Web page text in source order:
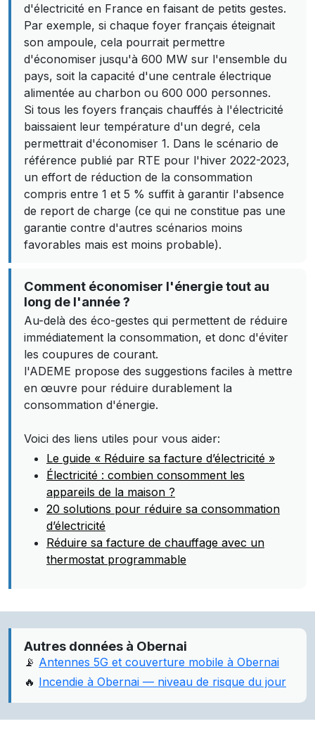
d'électricité en France en faisant de petits gestes.
Par exemple, si chaque foyer français éteignait
son ampoule, cela pourrait permettre
d'économiser jusqu'à 600 MW sur l'ensemble du
pays, soit la capacité d'une centrale électrique
alimentée au charbon ou 600 000 personnes.
Si tous les foyers français chauffés à l'électricité
baissaient leur température d'un degré, cela
permettrait d'économiser 1. Dans le scénario de
référence publié par RTE pour l'hiver 2022-2023,
un effort de réduction de la consommation
compris entre 1 et 5 % suffit à garantir l'absence
de report de charge (ce qui ne constitue pas une
garantie contre d'autres scénarios moins
favorables mais est moins probable).
Comment économiser l'énergie tout au
long de l'année ?
Au-delà des éco-gestes qui permettent de réduire
immédiatement la consommation, et donc d'éviter
les coupures de courant.
l'ADEME propose des suggestions faciles à mettre
en œuvre pour réduire durablement la
consommation d'énergie.
Voici des liens utiles pour vous aider:
Le guide « Réduire sa facture d’électricité »
Électricité : combien consomment les
appareils de la maison ?
20 solutions pour réduire sa consommation
d’électricité
Réduire sa facture de chauffage avec un
thermostat programmable
Autres données à Obernai
📡 Antennes 5G et couverture mobile à Obernai
🔥 Incendie à Obernai — niveau de risque du jour